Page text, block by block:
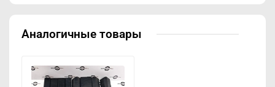
Аналогичные товары